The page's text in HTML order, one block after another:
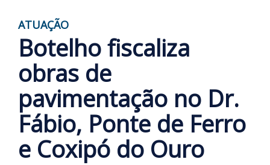
ATUAÇÃO
Botelho fiscaliza
obras de
pavimentação no Dr.
Fábio, Ponte de Ferro
e Coxipó do Ouro